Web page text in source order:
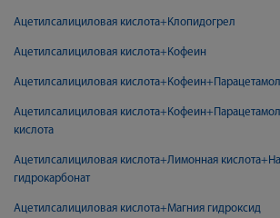
Ацетилсалициловая кислота+Клопидогрел
Ацетилсалициловая кислота+Кофеин
Ацетилсалициловая кислота+Кофеин+Парацетамол
Ацетилсалициловая
кислота
Ацетилсалициловая кислота+Лимонная
гидрокарбонат
Ацетилсалициловая кислота+Магния гидроксид